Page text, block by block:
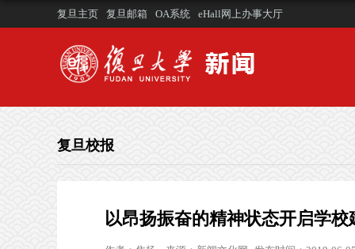
复旦主页 复旦邮箱 OA系统 eHall网上办事大厅
复旦校报
以昂扬振奋的精神状态开启学校